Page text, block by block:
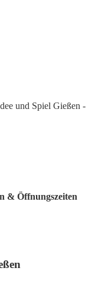
und Spiel Gießen -
& Öffnungszeiten